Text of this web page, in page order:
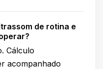
de rotina e
Cálculo
acompanhado